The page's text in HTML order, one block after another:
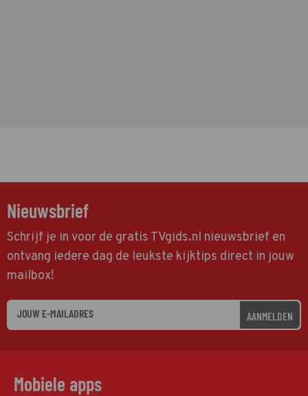
Nieuwsbrief
Schrijf je in voor de gratis TVgids.nl nieuwsbrief en
ontvang iedere dag de leukste kijktips direct in jouw
mailbox!
AANMELDEN
Mobiele apps